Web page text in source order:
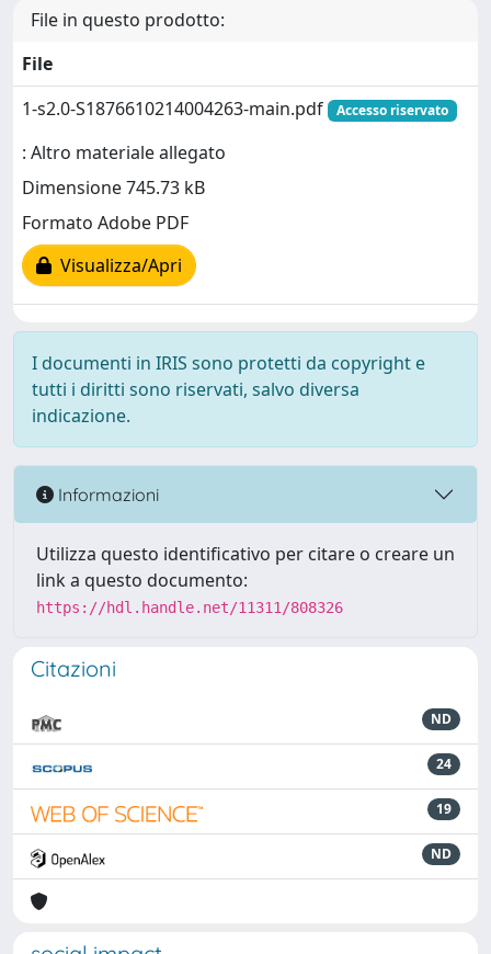
File in questo prodotto:
File
1-s2.0-S1876610214004263-main.pdf
Accesso riservato
: Altro materiale allegato
Dimensione 745.73 kB
Formato Adobe PDF
Visualizza/Apri
I documenti in IRIS sono protetti da copyright e
tutti i diritti sono riservati, salvo diversa
indicazione.
Informazioni
Utilizza questo identificativo per citare o creare un
link a questo documento:
https://hdl.handle.net/11311/808326
Citazioni
ND
24
19
ND